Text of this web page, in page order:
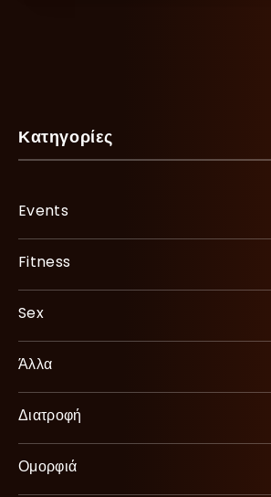
Κατηγορίες
Events
Fitness
Sex
Άλλα
Διατροφή
Ομορφιά